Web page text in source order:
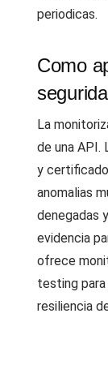
periodicas.
Como
La
de una API.
y
anomalias
denegadas
evidencia
ofrece
testing
resiliencia